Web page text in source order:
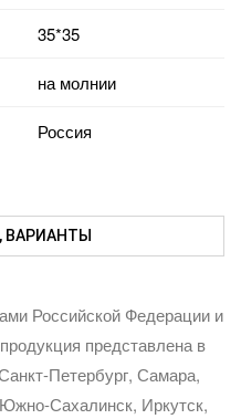
35*35
на молнии
Россия
ВАРИАНТЫ
Российской Федерации и
представлена в
Петербург, Самара,
Сахалинск, Иркутск,